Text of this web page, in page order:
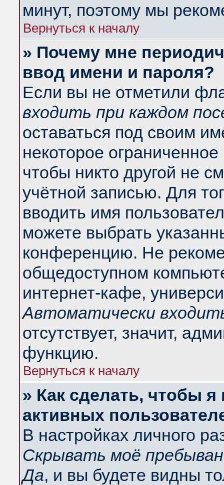
минут, поэтому мы
Вернуться к началу
» Почему мне
ввод имени и пароля?
Если вы не отметили
входить при каждом
оставаться под своим
некоторое
чтобы никто другой не
учётной записью. Для
вводить имя
можете выбрать
конференцию. Не
общедоступном
интернет-кафе,
Автоматически
отсутствует, значит,
функцию.
Вернуться к началу
» Как сделать, чтобы
активных
В настройках личного
Скрывать моё
Да, и вы будете видны